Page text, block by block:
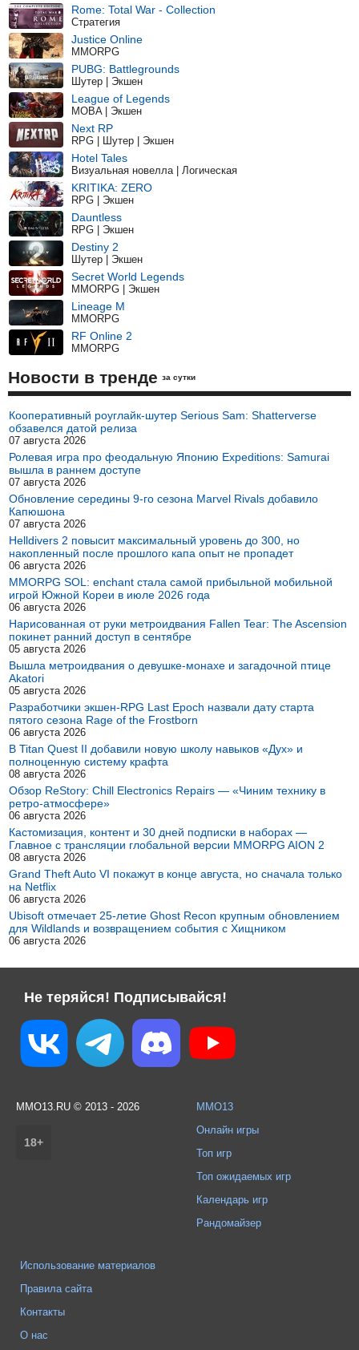
Rome: Total War - Collection
Стратегия
Justice Online
MMORPG
PUBG: Battlegrounds
Шутер | Экшен
League of Legends
MOBA | Экшен
Next RP
RPG | Шутер | Экшен
Hotel Tales
Визуальная новелла | Логическая
KRITIKA: ZERO
RPG | Экшен
Dauntless
RPG | Экшен
Destiny 2
Шутер | Экшен
Secret World Legends
MMORPG | Экшен
Lineage M
MMORPG
RF Online 2
MMORPG
Новости в тренде за сутки
Кооперативный роуглайк-шутер Serious Sam: Shatterverse
обзавелся датой релиза
07 августа 2026
Ролевая игра про феодальную Японию Expeditions: Samurai
вышла в раннем доступе
07 августа 2026
Обновление середины 9-го сезона Marvel Rivals добавило
Капюшона
07 августа 2026
Helldivers 2 повысит максимальный уровень до 300, но
накопленный после прошлого капа опыт не пропадет
06 августа 2026
MMORPG SOL: enchant стала самой прибыльной мобильной
игрой Южной Кореи в июле 2026 года
06 августа 2026
Нарисованная от руки метроидвания Fallen Tear: The Ascension
покинет ранний доступ в сентябре
05 августа 2026
Вышла метроидвания о девушке-монахе и загадочной птице
Akatori
05 августа 2026
Разработчики экшен-RPG Last Epoch назвали дату старта
пятого сезона Rage of the Frostborn
06 августа 2026
В Titan Quest II добавили новую школу навыков «Дух» и
полноценную систему крафта
08 августа 2026
Обзор ReStory: Chill Electronics Repairs — «Чиним технику в
ретро-атмосфере»
06 августа 2026
Кастомизация, контент и 30 дней подписки в наборах —
Главное с трансляции глобальной версии MMORPG AION 2
08 августа 2026
Grand Theft Auto VI покажут в конце августа, но сначала только
на Netflix
06 августа 2026
Ubisoft отмечает 25-летие Ghost Recon крупным обновлением
для Wildlands и возвращением события с Хищником
06 августа 2026
Не теряйся! Подписывайся!
MMO13.RU © 2013 - 2026
18+
MMO13
Онлайн игры
Топ игр
Топ ожидаемых игр
Календарь игр
Рандомайзер
Использование материалов
Правила сайта
Контакты
О нас